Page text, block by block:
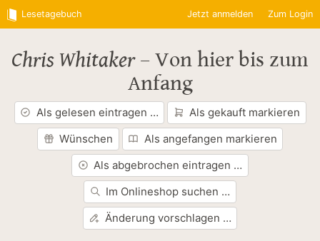
Lesetagebuch Jetzt anmelden Zum Login
Chris Whitaker– Von hier bis zum
Anfang
Als gelesen eintragen …
Als gekauft markieren
Wünschen
Als angefangen markieren
Als abgebrochen eintragen …
Im Onlineshop suchen …
Änderung vorschlagen …